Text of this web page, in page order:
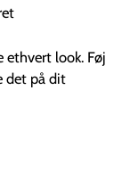
ethvert look. Føj
det på dit